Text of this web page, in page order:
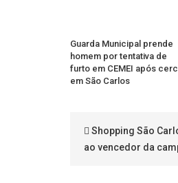
Guarda Municipal prende
homem por tentativa de
furto em CEMEI após
em São Carlos
Shopping São
ao vencedor da